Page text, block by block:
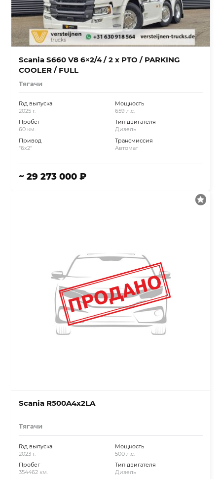
Scania S660 V8 6×2/4 / 2 x PTO / PARKING
COOLER / FULL
Тягачи
Год выпуска
2025 г.
Пробег
60 км.
Привод
"6x2"
Мощность
659 л.с.
Тип двигателя
Дизель
Трансмиссия
Автомат
~ 29 273 000 ₽
Scania R500A4x2LA
Тягачи
Год выпуска
2023 г.
Пробег
354462 км.
Мощность
500 л.с.
Тип двигателя
Дизель